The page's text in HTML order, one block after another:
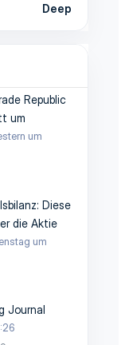
Deep
Republic
um
um
Diese
die Aktie
um
Journal